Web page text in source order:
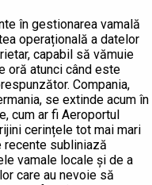
în gestionarea vamală
operațională a datelor
capabil să vămuie
oră atunci când este
Compania,
se extinde acum în
cum ar fi Aeroportul
cerințele tot mai mari
recente subliniază
vamale locale și de a
care au nevoie să